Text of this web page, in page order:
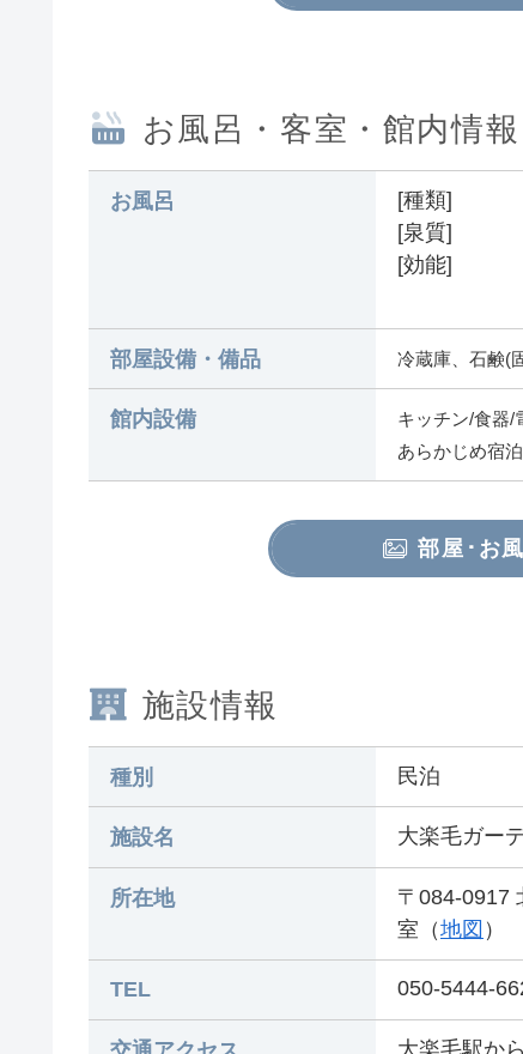
お風呂・客室・館内情報
お風呂
[種類]
[泉質]
[効能]
部屋設備・備品 冷蔵庫、石鹸(
館内設備
キッチン/食器/
あらかじめ宿
部屋･お
施設情報
種別 民泊
施設名 大楽毛ガー
所在地
〒084-0917
室（地図 ）
TEL 050-5444-
大楽毛駅か